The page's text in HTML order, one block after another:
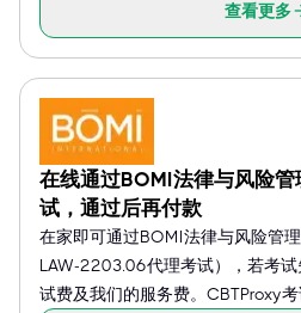
查看更多
在线通过BOMI法律与风险
试，通过后再付款
在家即可通过BOMI法律与风险管
LAW-2203.06代理考试），若考
试费及我们的服务费。CBTProxy考